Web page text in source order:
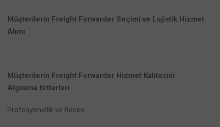
Müşterilerin Freight Forwarder Seçimi ve Lojistik Hizmet
Alımı
Müşterilerin Freight Forwarder Hizmet Kalitesini
Algılama Kriterleri
Profesyonellik ve Beceri